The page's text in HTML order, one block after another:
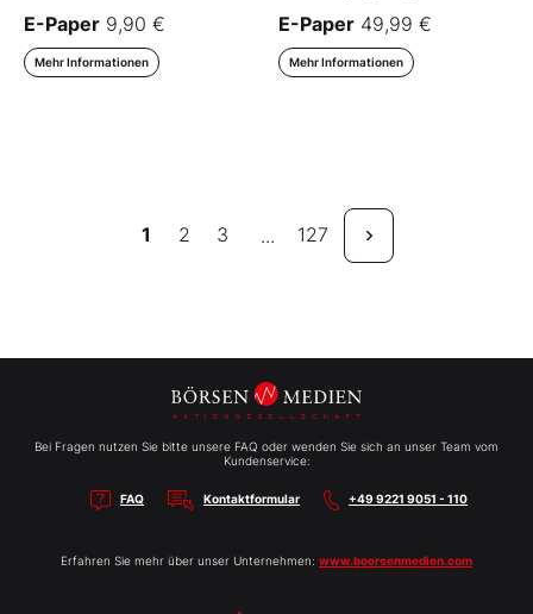
E-Paper 9,90 €
Mehr Informationen
E-Paper 49,99 €
Mehr Informationen
1 2 3 ... 127
Bei Fragen nutzen Sie bitte unsere FAQ oder wenden Sie sich an unser Team vom
Kundenservice:
FAQ Kontaktformular +49 9221 9051 - 110
Erfahren Sie mehr über unser Unternehmen: www.boersenmedien.com